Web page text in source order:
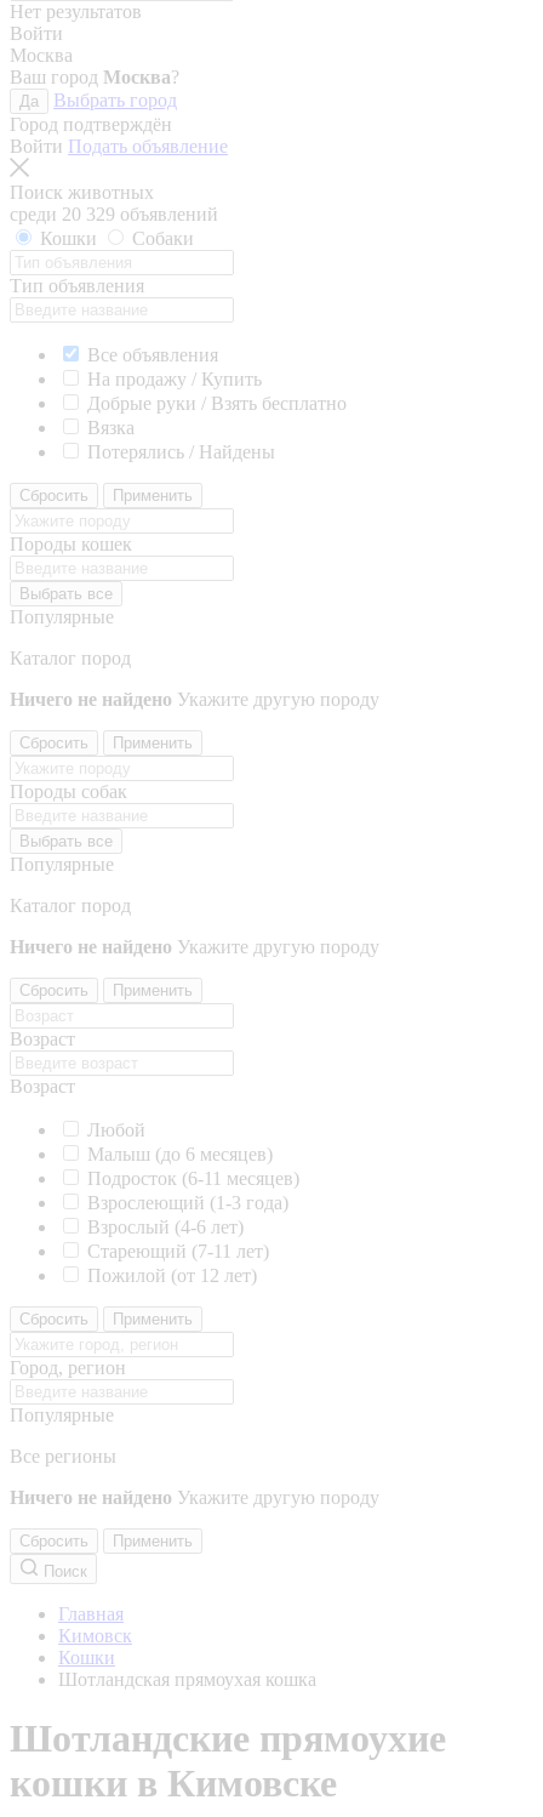
Нет результатов
Войти
Москва
Ваш город Москва?
Да
Выбрать город
Город подтверждён
Войти Подать объявление
Поиск животных
среди 20 329 объявлений
Кошки
Собаки
Тип объявления
Все объявления
На продажу / Купить
Добрые руки / Взять бесплатно
Вязка
Потерялись / Найдены
Сбросить Применить
Породы кошек
Выбрать все
Популярные
Каталог пород
Ничего не найдено Укажите другую породу
Сбросить Применить
Породы собак
Выбрать все
Популярные
Каталог пород
Ничего не найдено Укажите другую породу
Сбросить Применить
Возраст
Возраст
Любой
Малыш (до 6 месяцев)
Подросток (6-11 месяцев)
Взрослеющий (1-3 года)
Взрослый (4-6 лет)
Стареющий (7-11 лет)
Пожилой (от 12 лет)
Сбросить Применить
Город, регион
Популярные
Все регионы
Ничего не найдено Укажите другую породу
Сбросить
Применить
Поиск
Главная
Кимовск
Кошки
Шотландская прямоухая кошка
Шотландские прямоухие
кошки в Кимовске